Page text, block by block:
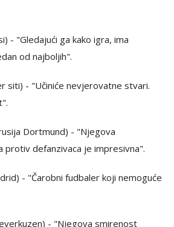
- "Gledajući ga kako igra, ima
od najboljih".
siti) - "Učiniće nevjerovatne stvari.
Dortmund) - "Njegova
protiv defanzivaca je impresivna".
- "Čarobni fudbaler koji nemoguće
- "Njegova smirenost